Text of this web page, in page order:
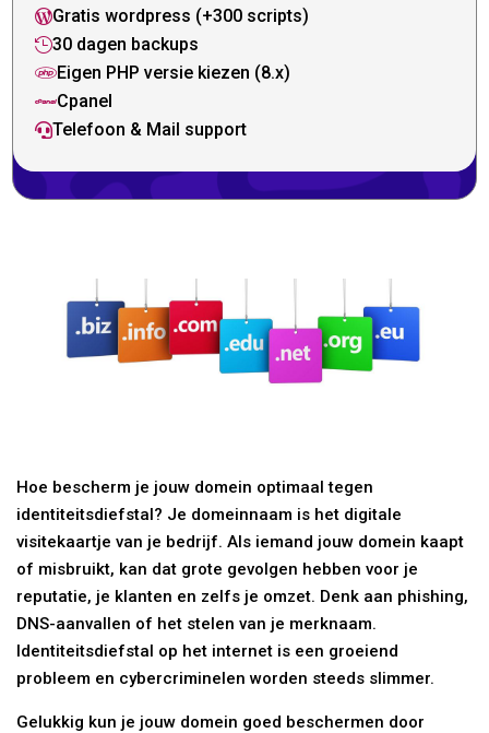
Gratis wordpress (+300 scripts)
30 dagen backups
Eigen PHP versie kiezen (8.x)
Cpanel
Telefoon & Mail support
Hoe bescherm je jouw domein optimaal tegen
identiteitsdiefstal? Je domeinnaam is het digitale
visitekaartje van je bedrijf. Als iemand jouw domein kaapt
of misbruikt, kan dat grote gevolgen hebben voor je
reputatie, je klanten en zelfs je omzet. Denk aan phishing,
DNS-aanvallen of het stelen van je merknaam.
Identiteitsdiefstal op het internet is een groeiend
probleem en cybercriminelen worden steeds slimmer.
Gelukkig kun je jouw domein goed beschermen door